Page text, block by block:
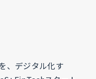
、デジタル化す